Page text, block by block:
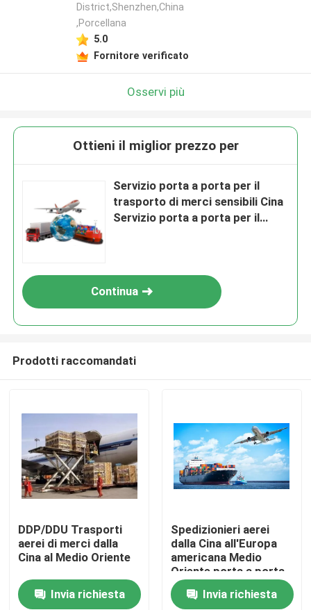
Prodotti
Video
District,Shenzhen,China
,Porcellana
5.0
Fornitore verificato
Osservi più
Ottieni il miglior prezzo per
Servizio porta a porta per il
trasporto di merci sensibili Cina
Servizio porta a porta per il
Continua
Prodotti raccomandati
DDP/DDU Trasporti
aerei di merci dalla
Cina al Medio Oriente
Invia richiesta
Spedizionieri aerei
dalla Cina all'Europa
americana Medio
Oriente porta a porta
Invia richiesta